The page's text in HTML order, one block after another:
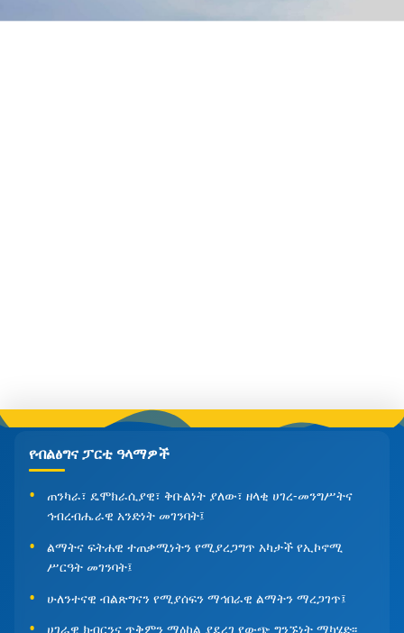
የብልፅግና ፓርቲ ዓላማዎች
ጠንካራ፣ ዴሞክራሲያዊ፣ ቅቡልነት ያለው፣ ዘላቂ ሀገረ-መንግሥትና
ኅብረብሔራዊ አንድነት መገንባት፤
ልማትና ፍትሐዊ ተጠቃሚነትን የሚያረጋግጥ አካታች የኢኮኖሚ
ሥርዓት መገንባት፤
ሁለንተናዊ ብልጽግናን የሚያሰፍን ማኅበራዊ ልማትን ማረጋገጥ፤
ሀገራዊ ክብርንና ጥቅምን ማዕከል ያደረገ የውጭ ግንኙነት ማካሄድ፡፡